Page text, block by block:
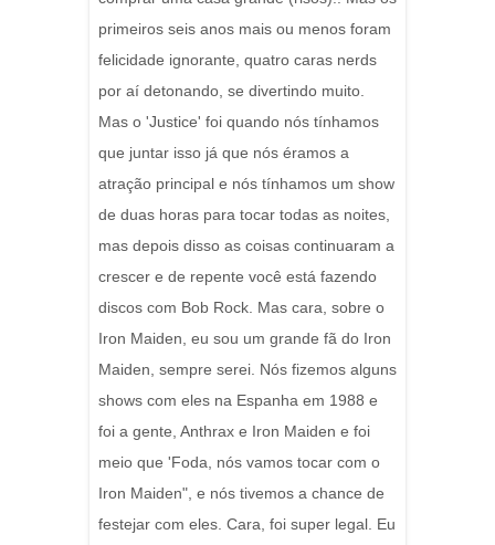
primeiros seis anos mais ou menos foram
felicidade ignorante, quatro caras nerds
por aí detonando, se divertindo muito.
Mas o 'Justice' foi quando nós tínhamos
que juntar isso já que nós éramos a
atração principal e nós tínhamos um show
de duas horas para tocar todas as noites,
mas depois disso as coisas continuaram a
crescer e de repente você está fazendo
discos com Bob Rock. Mas cara, sobre o
Iron Maiden, eu sou um grande fã do Iron
Maiden, sempre serei. Nós fizemos alguns
shows com eles na Espanha em 1988 e
foi a gente, Anthrax e Iron Maiden e foi
meio que 'Foda, nós vamos tocar com o
Iron Maiden", e nós tivemos a chance de
festejar com eles. Cara, foi super legal. Eu